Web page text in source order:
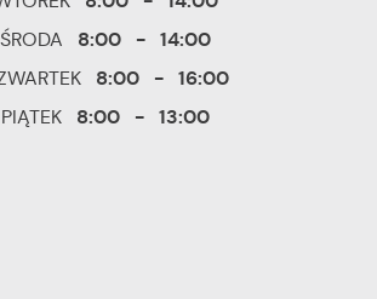
ŚRODA 8:00 - 14:00
8:00 - 16:00
PIĄTEK 8:00 - 13:00